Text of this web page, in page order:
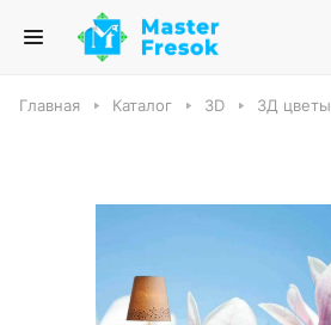
Главная Каталог 3D 3Д цветы